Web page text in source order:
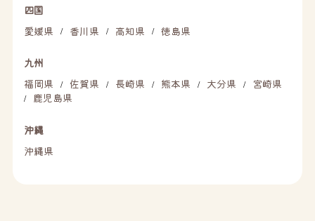
四国
愛媛県
/ 香川県 / 高知県 / 徳島県
九州
福岡県
/ 佐賀県 / 長崎県 / 熊本県 / 大分県 / 宮崎県
/ 鹿児島県
沖縄
沖縄県